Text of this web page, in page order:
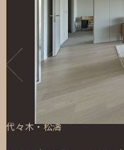
代々木・松濤